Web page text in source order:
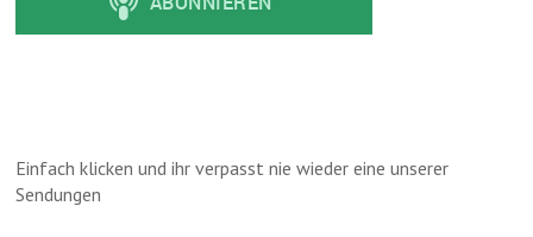
Einfach klicken und ihr verpasst nie wieder eine unserer
Sendungen